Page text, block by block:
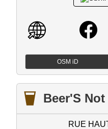
OSM iD
Beer'S Not
RUE